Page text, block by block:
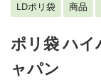
LDポリ袋 商品
ポリ袋 ハイ
ャパン